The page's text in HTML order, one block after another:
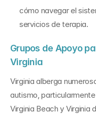
cómo navegar el
servicios de terapia.
Grupos de Apoyo
Virginia
Virginia alberga
autismo,
Virginia Beach y Virginia